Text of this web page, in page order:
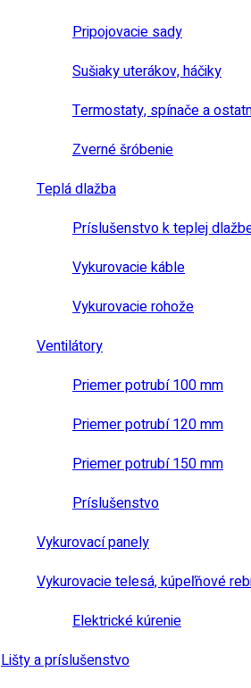
Pripojovacie sady
Sušiaky uterákov, háčiky
Termostaty, spínače a
Zverné šróbenie
Teplá dlažba
Príslušenstvo k teplej
Vykurovacie káble
Vykurovacie rohože
Ventilátory
Priemer potrubí 100 mm
Priemer potrubí 120 mm
Priemer potrubí 150 mm
Príslušenstvo
Vykurovací panely
Vykurovacie telesá, kúpeľňové
Elektrické kúrenie
Lišty a príslušenstvo